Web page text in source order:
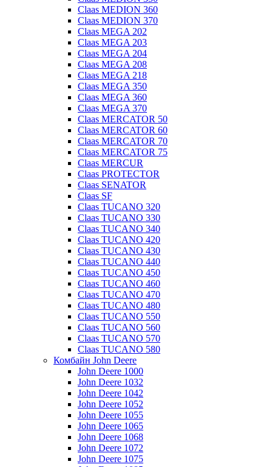
Claas MEDION 360
Claas MEDION 370
Claas MEGA 202
Claas MEGA 203
Claas MEGA 204
Claas MEGA 208
Claas MEGA 218
Claas MEGA 350
Claas MEGA 360
Claas MEGA 370
Claas MERCATOR 50
Claas MERCATOR 60
Claas MERCATOR 70
Claas MERCATOR 75
Claas MERCUR
Claas PROTECTOR
Claas SENATOR
Claas SF
Claas TUCANO 320
Claas TUCANO 330
Claas TUCANO 340
Claas TUCANO 420
Claas TUCANO 430
Claas TUCANO 440
Claas TUCANO 450
Claas TUCANO 460
Claas TUCANO 470
Claas TUCANO 480
Claas TUCANO 550
Claas TUCANO 560
Claas TUCANO 570
Claas TUCANO 580
Комбайн John Deere
John Deere 1000
John Deere 1032
John Deere 1042
John Deere 1052
John Deere 1055
John Deere 1065
John Deere 1068
John Deere 1072
John Deere 1075